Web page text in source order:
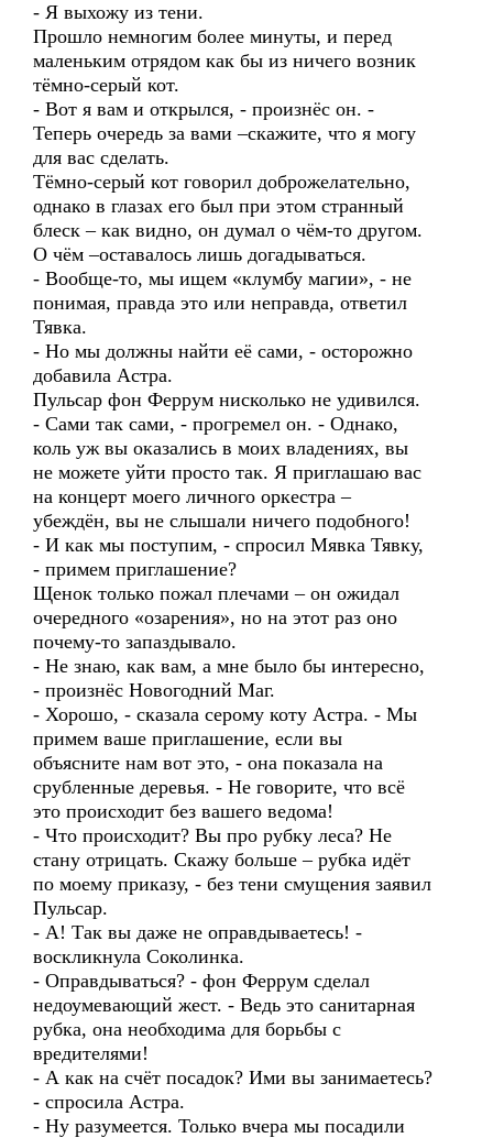
- Я выхожу из тени.
Прошло немногим более минуты, и перед
маленьким отрядом как бы из ничего возник
тёмно-серый кот.
- Вот я вам и открылся, - произнёс он. -
Теперь очередь за вами –скажите, что я могу
для вас сделать.
Тёмно-серый кот говорил доброжелательно,
однако в глазах его был при этом странный
блеск – как видно, он думал о чём-то другом.
О чём –оставалось лишь догадываться.
- Вообще-то, мы ищем «клумбу магии», - не
понимая, правда это или неправда, ответил
Тявка.
- Но мы должны найти её сами, - осторожно
добавила Астра.
Пульсар фон Феррум нисколько не удивился.
- Сами так сами, - прогремел он. - Однако,
коль уж вы оказались в моих владениях, вы
не можете уйти просто так. Я приглашаю вас
на концерт моего личного оркестра –
убеждён, вы не слышали ничего подобного!
- И как мы поступим, - спросил Мявка Тявку,
- примем приглашение?
Щенок только пожал плечами – он ожидал
очередного «озарения», но на этот раз оно
почему-то запаздывало.
- Не знаю, как вам, а мне было бы интересно,
- произнёс Новогодний Маг.
- Хорошо, - сказала серому коту Астра. - Мы
примем ваше приглашение, если вы
объясните нам вот это, - она показала на
срубленные деревья. - Не говорите, что всё
это происходит без вашего ведома!
- Что происходит? Вы про рубку леса? Не
стану отрицать. Скажу больше – рубка идёт
по моему приказу, - без тени смущения заявил
Пульсар.
- А! Так вы даже не оправдываетесь! -
воскликнула Соколинка.
- Оправдываться? - фон Феррум сделал
недоумевающий жест. - Ведь это санитарная
рубка, она необходима для борьбы с
вредителями!
- А как на счёт посадок? Ими вы занимаетесь?
- спросила Астра.
- Ну разумеется. Только вчера мы посадили